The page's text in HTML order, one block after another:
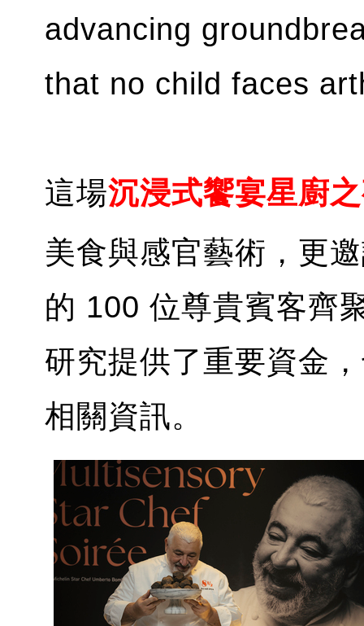
advancing
that no child faces
這場沉浸式饗宴星廚
美食與感官藝術，更
的 100 位尊貴賓客齊
研究提供了重要資金
相關資訊。